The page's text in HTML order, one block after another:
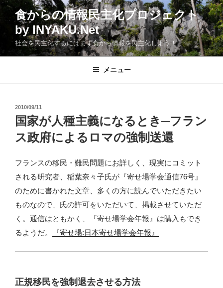
コ
食からの情報民主化プロジェクト
by INYAKU.Net
社会を民主化するにはまず食から情報を民主化しよう！
メニュー
投
稿
日:
2010/09/11
国家が人種主義になるとき─フラン
ス政府によるロマの強制送還
フランスの移民・難民問題にお詳しく、現実にコミット
される研究者、稲葉奈々子氏が『寄せ場学会通信76号』
のために書かれた文章、多くの方に読んでいただきたい
ものなので、氏の許可をいただいて、掲載させていただ
く。通信はともかく、『寄せ場学会年報』は購入もでき
るようだ。
『寄せ場:日本寄せ場学会年報』
正規移民を強制退去させる方法